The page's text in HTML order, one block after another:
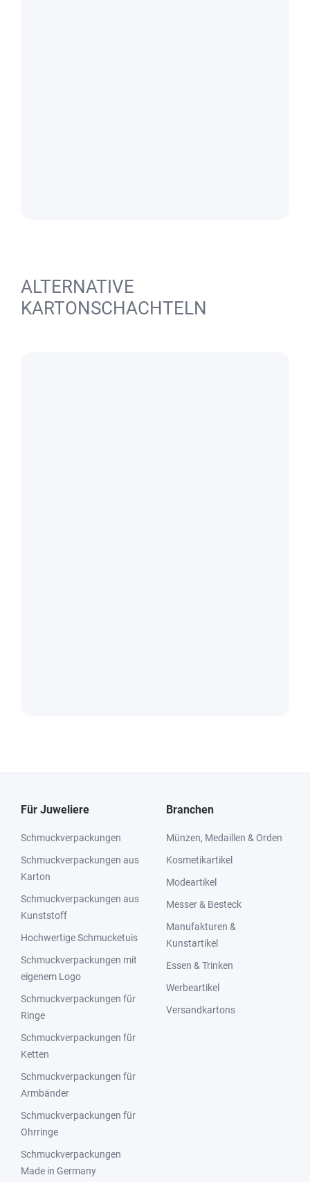
ALTERNATIVE
KARTONSCHACHTELN
Für Juweliere
Schmuckverpackungen
Schmuckverpackungen aus
Karton
Schmuckverpackungen aus
Kunststoff
Hochwertige Schmucketuis
Schmuckverpackungen mit
eigenem Logo
Schmuckverpackungen für
Ringe
Schmuckverpackungen für
Ketten
Schmuckverpackungen für
Armbänder
Schmuckverpackungen für
Ohrringe
Schmuckverpackungen
Made in Germany
Branchen
Münzen, Medaillen & Orden
Kosmetikartikel
Modeartikel
Messer & Besteck
Manufakturen &
Kunstartikel
Essen & Trinken
Werbeartikel
Versandkartons